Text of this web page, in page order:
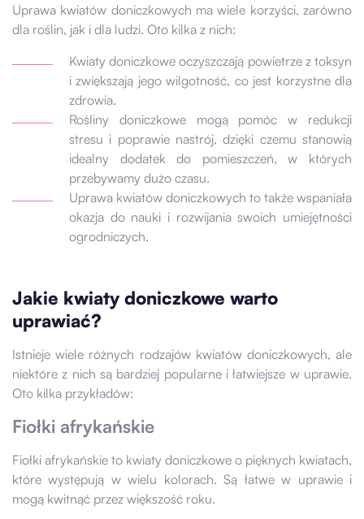
Uprawa kwiatów doniczkowych ma wiele korzyści, zarówno
dla roślin, jak i dla ludzi. Oto kilka z nich:
Kwiaty doniczkowe oczyszczają powietrze z toksyn
i zwiększają jego wilgotność, co jest korzystne dla
zdrowia.
Rośliny doniczkowe mogą pomóc w redukcji
stresu i poprawie nastrój, dzięki czemu stanowią
idealny dodatek do pomieszczeń, w których
przebywamy dużo czasu.
Uprawa kwiatów doniczkowych to także wspaniała
okazja do nauki i rozwijania swoich umiejętności
ogrodniczych.
Jakie kwiaty doniczkowe warto
uprawiać?
Istnieje wiele różnych rodzajów kwiatów doniczkowych, ale
niektóre z nich są bardziej popularne i łatwiejsze w uprawie.
Oto kilka przykładów:
Fiołki afrykańskie
Fiołki afrykańskie to kwiaty doniczkowe o pięknych kwiatach,
które występują w wielu kolorach. Są łatwe w uprawie i
mogą kwitnąć przez większość roku.